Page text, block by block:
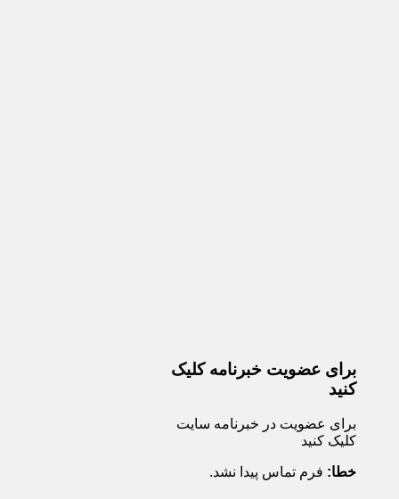
برای عضویت خبرنامه کلیک
کنید
برای عضویت در خبرنامه سایت
کلیک کنید
خطا: فرم تماس پیدا نشد.